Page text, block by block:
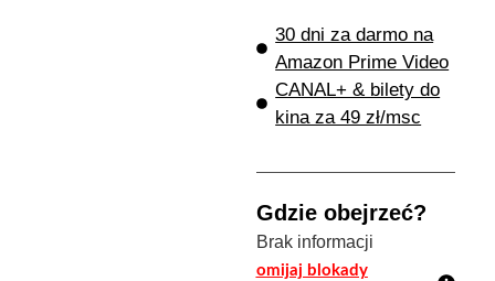
30 dni za darmo na
Amazon Prime Video
CANAL+ & bilety do
kina za 49 zł/msc
Gdzie obejrzeć?
Brak informacji
omijaj blokady